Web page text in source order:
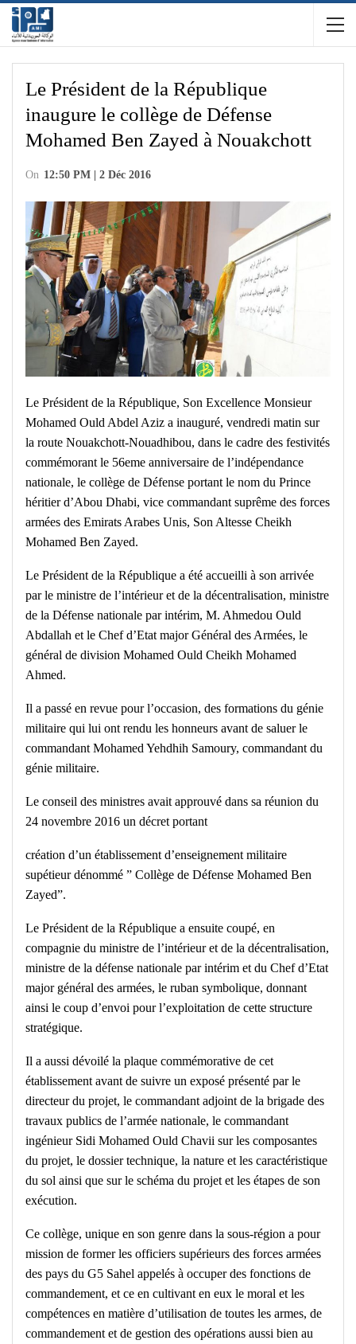
Le Président de la République
inaugure le collège de Défense
Mohamed Ben Zayed à Nouakchott
On 12:50 PM | 2 Déc 2016
Le Président de la République, Son Excellence Monsieur
Mohamed Ould Abdel Aziz a inauguré, vendredi matin sur
la route Nouakchott-Nouadhibou, dans le cadre des festivités
commémorant le 56eme anniversaire de l’indépendance
nationale, le collège de Défense portant le nom du Prince
héritier d’Abou Dhabi, vice commandant suprême des forces
armées des Emirats Arabes Unis, Son Altesse Cheikh
Mohamed Ben Zayed.
Le Président de la République a été accueilli à son arrivée
par le ministre de l’intérieur et de la décentralisation, ministre
de la Défense nationale par intérim, M. Ahmedou Ould
Abdallah et le Chef d’Etat major Général des Armées, le
général de division Mohamed Ould Cheikh Mohamed
Ahmed.
Il a passé en revue pour l’occasion, des formations du génie
militaire qui lui ont rendu les honneurs avant de saluer le
commandant Mohamed Yehdhih Samoury, commandant du
génie militaire.
Le conseil des ministres avait approuvé dans sa réunion du
24 novembre 2016 un décret portant
création d’un établissement d’enseignement militaire
supétieur dénommé ” Collège de Défense Mohamed Ben
Zayed”.
Le Président de la République a ensuite coupé, en
compagnie du ministre de l’intérieur et de la décentralisation,
ministre de la défense nationale par intérim et du Chef d’Etat
major général des armées, le ruban symbolique, donnant
ainsi le coup d’envoi pour l’exploitation de cette structure
stratégique.
Il a aussi dévoilé la plaque commémorative de cet
établissement avant de suivre un exposé présenté par le
directeur du projet, le commandant adjoint de la brigade des
travaux publics de l’armée nationale, le commandant
ingénieur Sidi Mohamed Ould Chavii sur les composantes
du projet, le dossier technique, la nature et les caractéristique
du sol ainsi que sur le schéma du projet et les étapes de son
exécution.
Ce collège, unique en son genre dans la sous-région a pour
mission de former les officiers supérieurs des forces armées
des pays du G5 Sahel appelés à occuper des fonctions de
commandement, et ce en cultivant en eux le moral et les
compétences en matière d’utilisation de toutes les armes, de
commandement et de gestion des opérations aussi bien au